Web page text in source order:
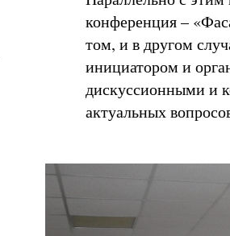
конференция –
том, и в другом
инициатором и
дискуссионными и
актуальных